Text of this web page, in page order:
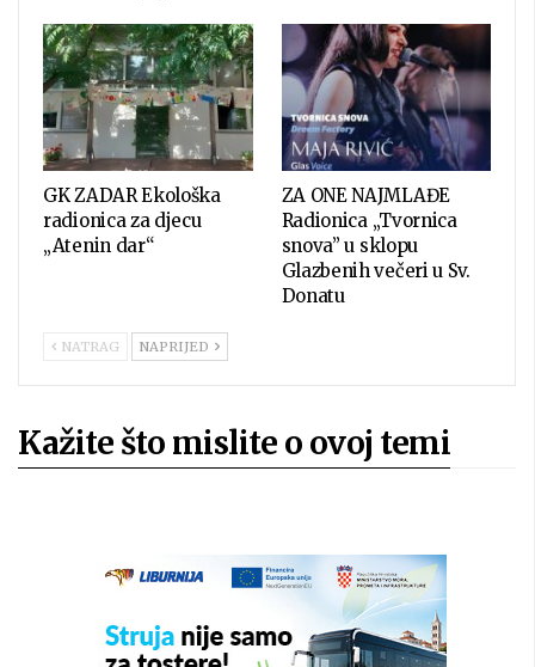
GK ZADAR Ekološka
radionica za djecu
„Atenin dar“
ZA ONE NAJMLAĐE
Radionica „Tvornica
snova” u sklopu
Glazbenih večeri u Sv.
Donatu
NATRAG NAPRIJED
Kažite što mislite o ovoj temi